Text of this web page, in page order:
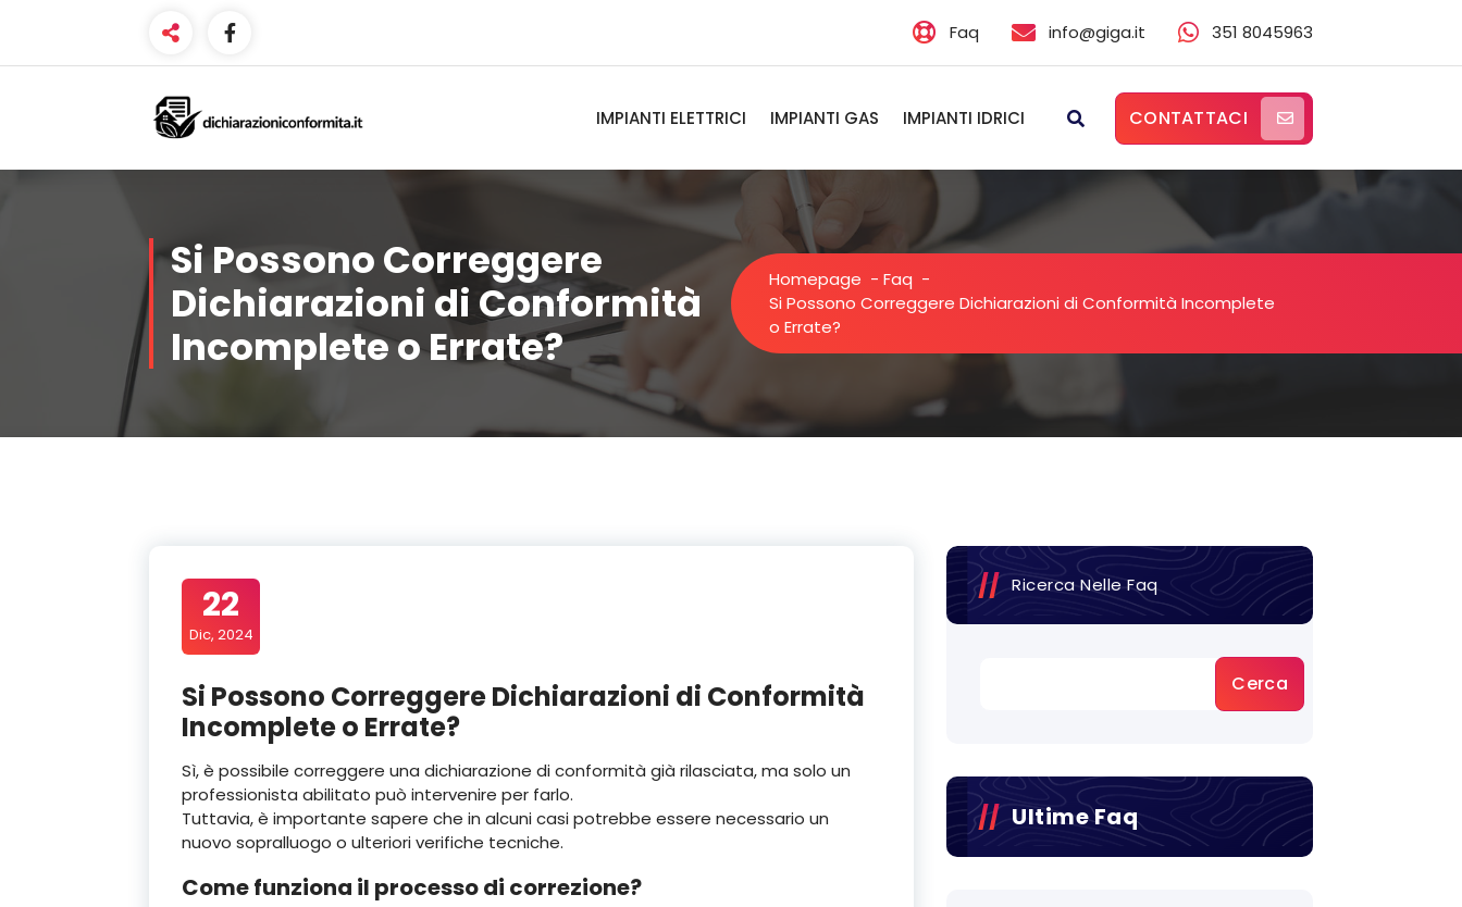
Faq info@giga.it 351 8045963
IMPIANTI ELETTRICI IMPIANTI GAS IMPIANTI IDRICI CONTATTACI
Si Possono Correggere
Dichiarazioni di Conformità
Incomplete o Errate?
Homepage - Faq -
Si Possono Correggere Dichiarazioni di Conformità Incomplete
o Errate?
22
Dic, 2024
Si Possono Correggere Dichiarazioni di Conformità
Incomplete o Errate?
Sì, è possibile correggere una dichiarazione di conformità già rilasciata, ma solo un
professionista abilitato può intervenire per farlo.
Tuttavia, è importante sapere che in alcuni casi potrebbe essere necessario un
nuovo sopralluogo o ulteriori verifiche tecniche.
Come funziona il processo di correzione?
Ricerca Nelle Faq
Cerca
Ultime Faq